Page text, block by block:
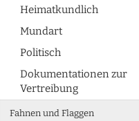
Heimatkundlich
Mundart
Politisch
Dokumentationen zur
Vertreibung
Fahnen und Flaggen